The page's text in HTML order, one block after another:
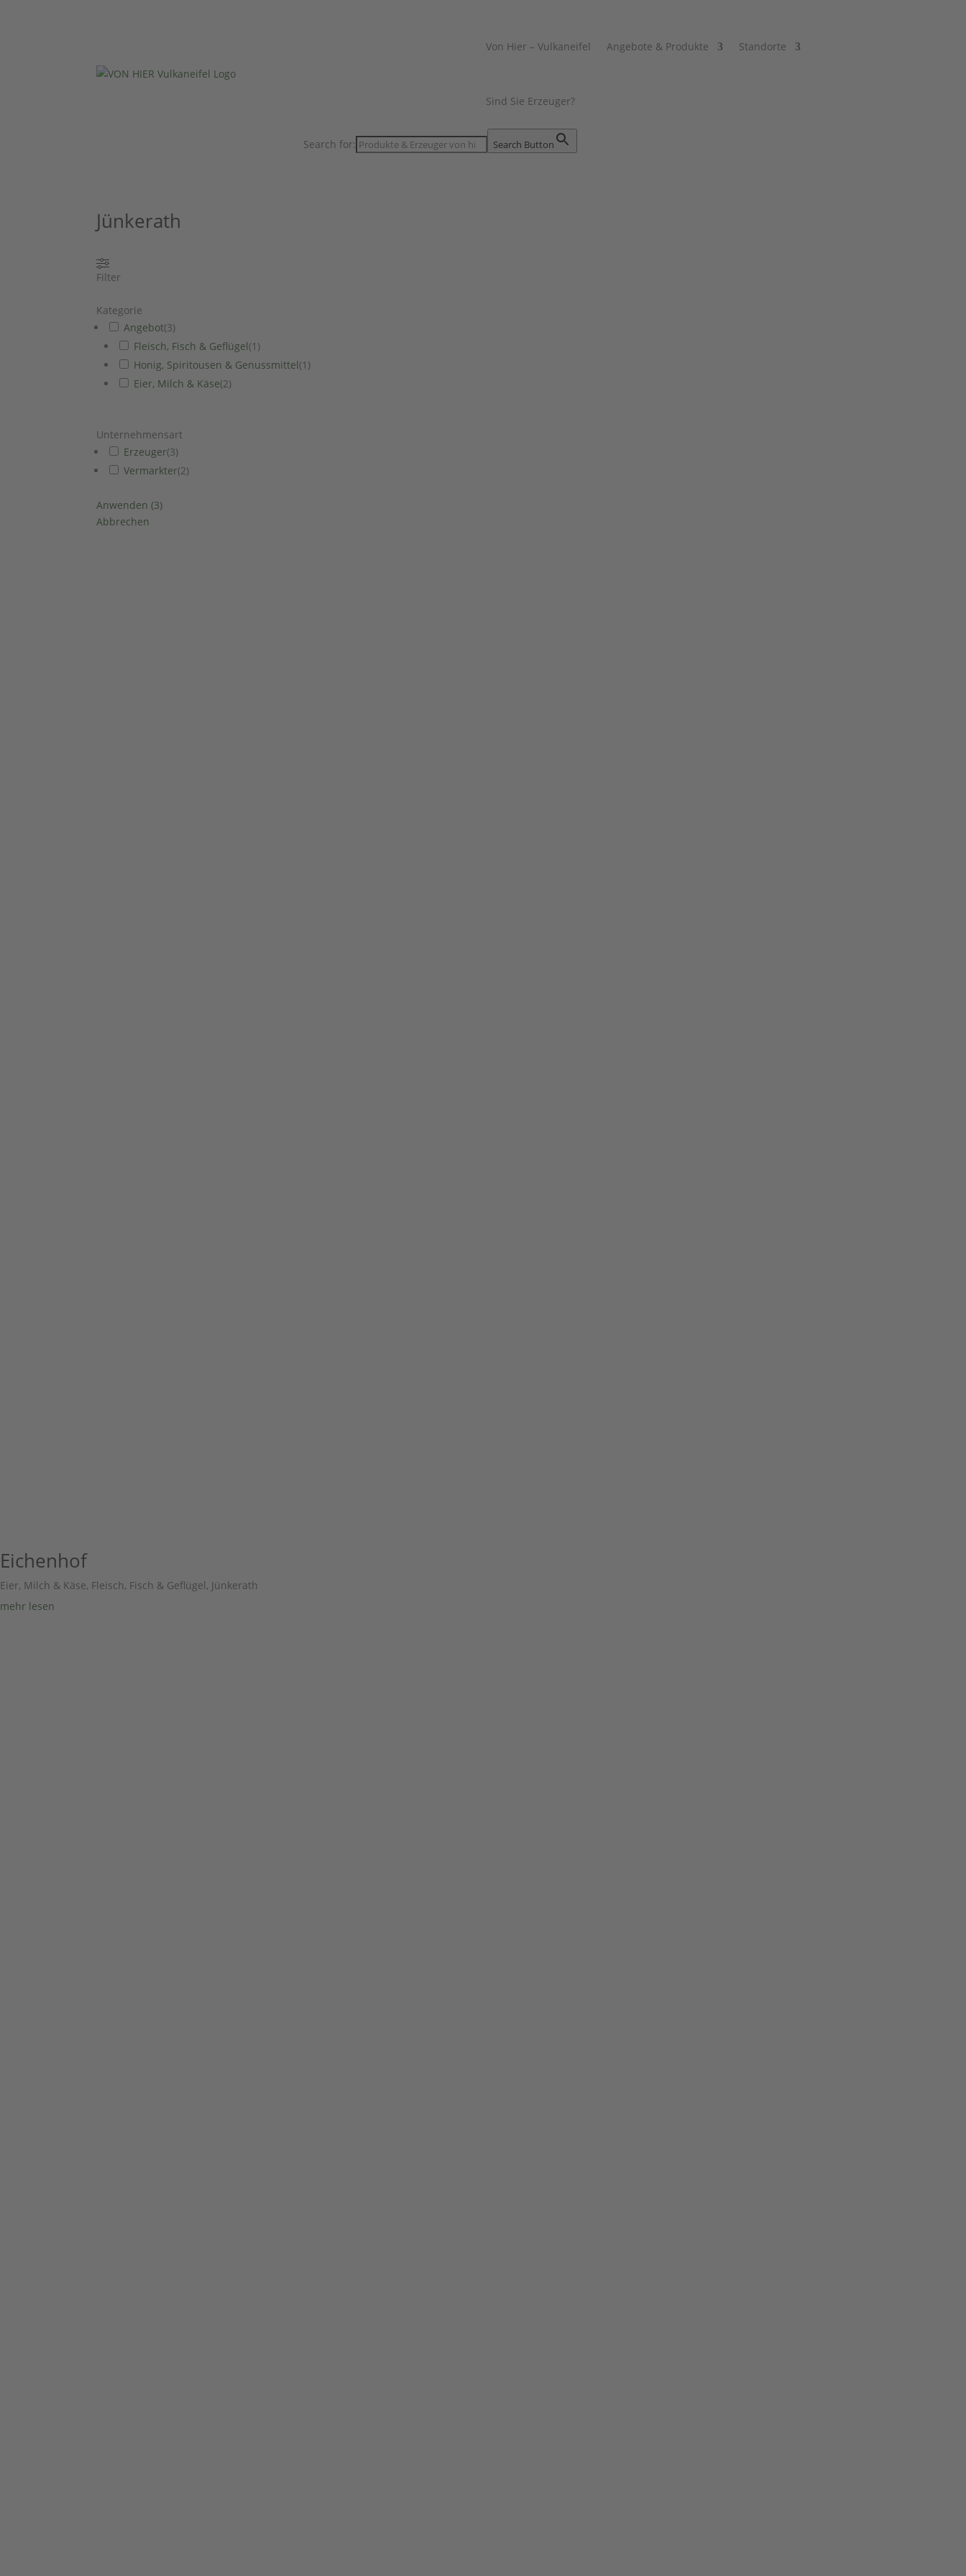
Von Hier – Vulkaneifel Angebote & Produkte Standorte
Sind Sie Erzeuger?
Search for: Search Button
Jünkerath
Filter
Kategorie
Angebot(3)
Fleisch, Fisch & Geflügel(1 )
Honig, Spiritousen & Genussmittel(1 )
Eier, Milch & Käse(2)
Unternehmensart
Erzeuger(3)
Vermarkter(2)
Anwenden(3)
Abbrechen
Eichenhof
Eier, Milch & Käse, Fleisch, Fisch & Geflügel, Jünkerath
mehr lesen